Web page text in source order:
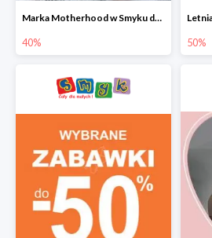
Marka Motherhood w Smyku do -40%
40% 50%